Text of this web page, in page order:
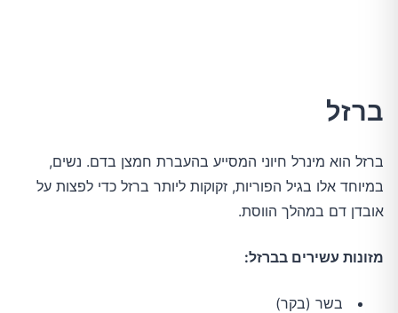
ברזל
ברזל הוא מינרל חיוני המסייע בהעברת חמצן בדם. נשים,
במיוחד אלו בגיל הפוריות, זקוקות ליותר ברזל כדי לפצות על
אובדן דם במהלך הווסת.
מזונות עשירים בברזל:
בשר (בקר)